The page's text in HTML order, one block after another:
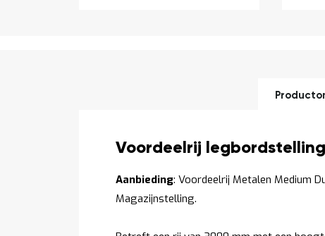
Productomschrijving
Voordeelrij
Aanbieding: Voordeelrij Metalen Medium
Magazijnstelling.